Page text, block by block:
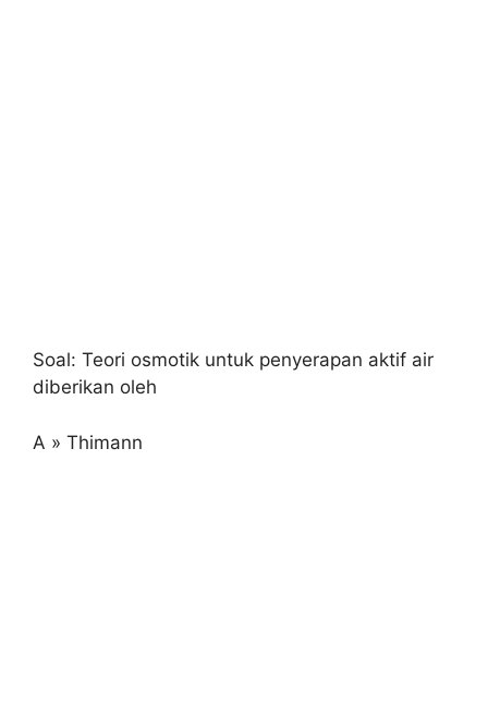
Soal: Teori osmotik untuk penyerapan aktif air
diberikan oleh
A » Thimann